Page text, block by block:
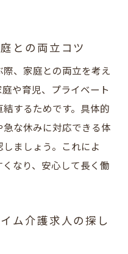
との両立コツ
、家庭との両立を考え
や育児、プライベート
するためです。具体的
な休みに対応できる体
ましょう。これによ
なり、安心して長く働
ム介護求人の探し